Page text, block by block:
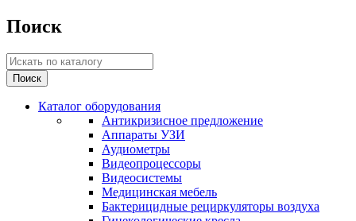
Поиск
Каталог оборудования
Антикризисное предложение
Аппараты УЗИ
Аудиометры
Видеопроцессоры
Видеосистемы
Медицинская мебель
Бактерицидные рециркуляторы воздуха